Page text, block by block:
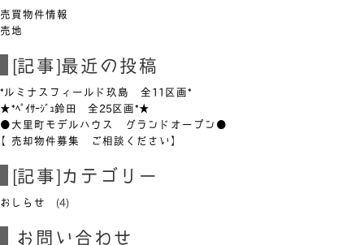
売買物件情報
売地
[記事]最近の投稿
*ルミナスフィールド玖島 全11区画*
★*ﾍﾟｲｻｰｼﾞｭ鈴田 全25区画*★
●大里町モデルハウス グランドオープン●
【売却物件募集 ご相談ください】
[記事]カテゴリー
おしらせ (4)
お問い合わせ